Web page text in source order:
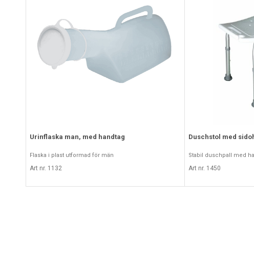
Urinflaska man, med handtag
Flaska i plast utformad för män
Art nr. 1132
Duschstol med
Stabil duschpall med
Art nr. 1450